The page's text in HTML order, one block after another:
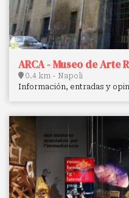
ARCA - Museo de Arte
0.4 km - Napoli
Información, entradas y